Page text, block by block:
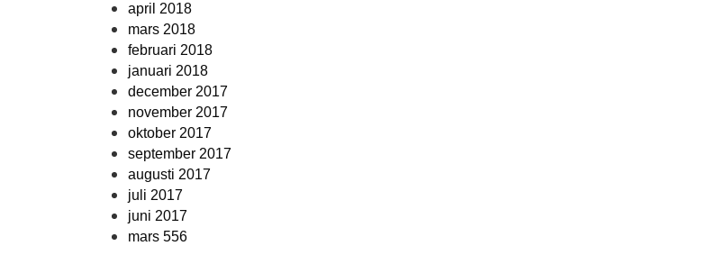
april 2018
mars 2018
februari 2018
januari 2018
december 2017
november 2017
oktober 2017
september 2017
augusti 2017
juli 2017
juni 2017
mars 556